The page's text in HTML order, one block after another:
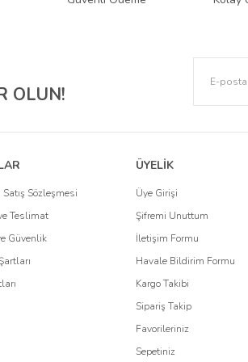
karşı korurken, estetik tasarımıyla cihazınızın
de korur. Ayrıca, paperlike dokusuyla çizim
çözümler sunar. Özellikle, kurumsal firmaların
tasarlanmıştır. Dayanıklı malzemeleri, mükemmel
ilk günkü performansını uzun süre
OLUN!
Sözleşmesi
Teslimat
Güvenlik
ÜYELİK
Üye Girişi
Şifremi Unuttum
İletişim Formu
Havale Bildirim Formu
Kargo Takibi
Sipariş Takip
Favorileriniz
Sepetiniz